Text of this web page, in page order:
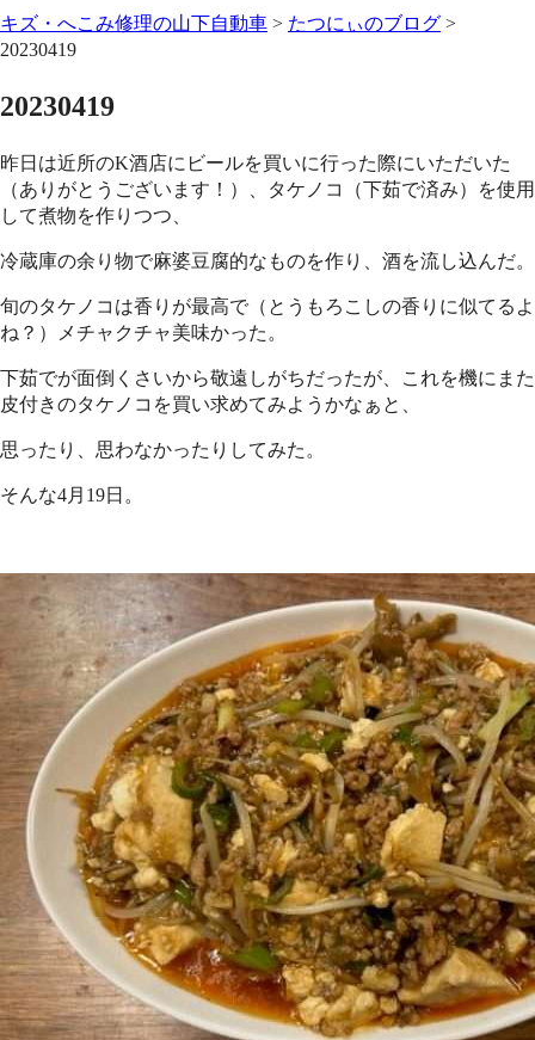
キズ・へこみ修理の山下自動車 > たつにぃのブログ >
20230419
20230419
昨日は近所のK酒店にビールを買いに行った際にいただいた
（ありがとうございます！）、タケノコ（下茹で済み）を使用
して煮物を作りつつ、
冷蔵庫の余り物で麻婆豆腐的なものを作り、酒を流し込んだ。
旬のタケノコは香りが最高で（とうもろこしの香りに似てるよ
ね？）メチャクチャ美味かった。
下茹でが面倒くさいから敬遠しがちだったが、これを機にまた
皮付きのタケノコを買い求めてみようかなぁと、
思ったり、思わなかったりしてみた。
そんな4月19日。